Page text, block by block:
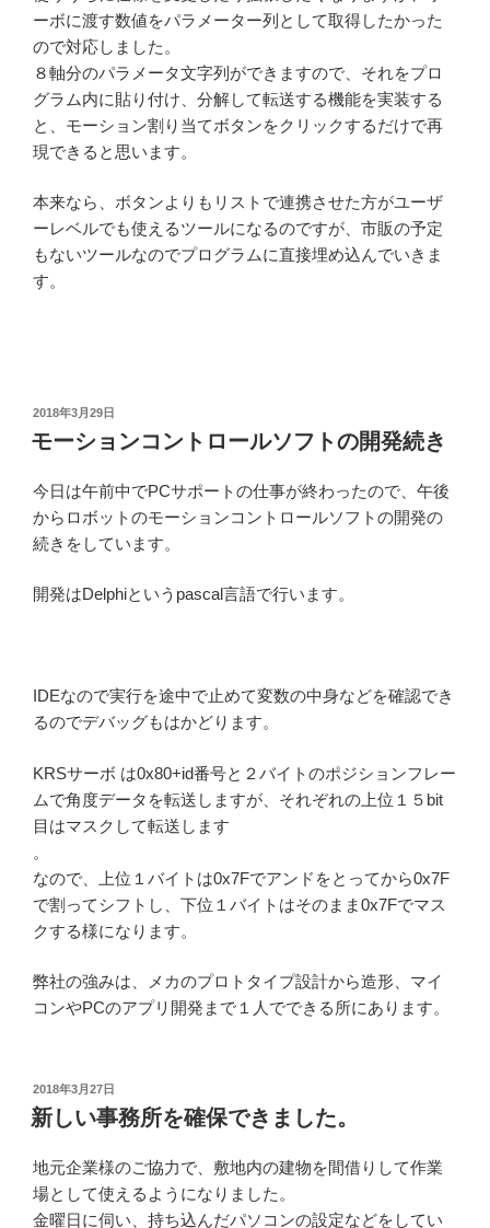
ーボに渡す数値をパラメーター列として取得したかった
ので対応しました。
８軸分のパラメータ文字列ができますので、それをプロ
グラム内に貼り付け、分解して転送する機能を実装する
と、モーション割り当てボタンをクリックするだけで再
現できると思います。
本来なら、ボタンよりもリストで連携させた方がユーザ
ーレベルでも使えるツールになるのですが、市販の予定
もないツールなのでプログラムに直接埋め込んでいきま
す。
投
稿
日:
2018年3月29日
モーションコントロールソフトの開発続き
今日は午前中でPCサポートの仕事が終わったので、午後
からロボットのモーションコントロールソフトの開発の
続きをしています。
開発はDelphiというpascal言語で行います。
IDEなので実行を途中で止めて変数の中身などを確認でき
るのでデバッグもはかどります。
KRSサーボ は0x80+id番号と２バイトのポジションフレー
ムで角度データを転送しますが、それぞれの上位１５bit
目はマスクして転送します
。
なので、上位１バイトは0x7Fでアンドをとってから0x7F
で割ってシフトし、下位１バイトはそのまま0x7Fでマス
クする様になります。
弊社の強みは、メカのプロトタイプ設計から造形、マイ
コンやPCのアプリ開発まで１人でできる所にあります。
投
稿
日:
2018年3月27日
新しい事務所を確保できました。
地元企業様のご協力で、敷地内の建物を間借りして作業
場として使えるようになりました。
金曜日に伺い、持ち込んだパソコンの設定などをしてい